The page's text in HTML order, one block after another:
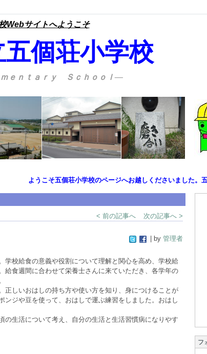
Webサイトへようこそ
個荘小学校
ｅｎｔａｒｙ Ｓｃｈｏｏｌ―
ようこそ五個荘小学校のページへお越しくださいました。五
< 前の記事へ 次の記事へ >
| by 管理者
校給食の意義や役割について理解と関心を高め、学校給
食週間に合わせて栄養士さんに来ていただき、各学年の
しいおはしの持ち方や使い方を知り、身につけることが
ジや豆を使って、おはしで運ぶ練習をしました。おはし
生活について考え、自分の生活と生活習慣病になりやす
フ